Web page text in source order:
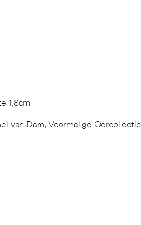
1,8cm
van Dam, Voormalige Oercollectie